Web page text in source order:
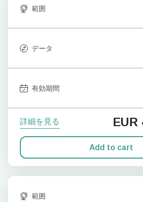
範囲
データ
有効期間
詳細を見る EUR
Add to cart
範囲